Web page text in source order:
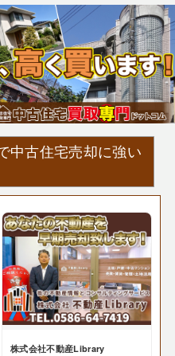
中古住宅売却に強い
株式会社不動産Library